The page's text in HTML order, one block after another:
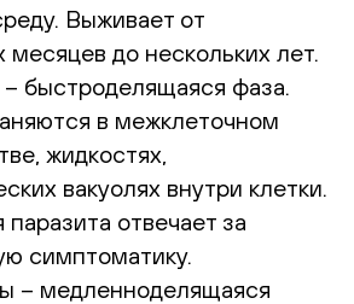
Выживает от
месяцев до нескольких лет.
быстроделящаяся фаза.
в межклеточном
жидкостях,
вакуолях внутри клетки.
отвечает за
симптоматику.
– медленноделящаяся